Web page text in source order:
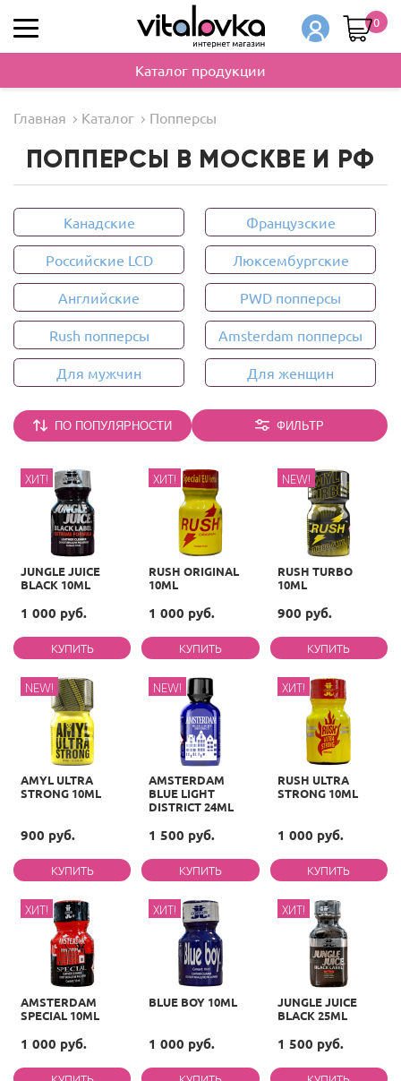
0
Каталог продукции
Главная Каталог Попперсы
ПОППЕРСЫ В МОСКВЕ И РФ
Канадские Французские
Российские LCD Люксембургские
Английские PWD попперсы
Rush попперсы Amsterdam попперсы
Для мужчин Для женщин
ПО ПОПУЛЯРНОСТИ ФИЛЬТР
ХИТ!
JUNGLE JUICE
BLACK 10ML
1 000 руб.
ХИТ!
RUSH ORIGINAL
10ML
1 000 руб.
NEW!
RUSH TURBO
10ML
900 руб.
NEW!
AMYL ULTRA
STRONG 10ML
900 руб.
NEW!
AMSTERDAM
BLUE LIGHT
DISTRICT 24ML
1 500 руб.
ХИТ!
RUSH ULTRA
STRONG 10ML
1 000 руб.
ХИТ!
AMSTERDAM
SPECIAL 10ML
1 000 руб.
ХИТ!
BLUE BOY 10ML
1 000 руб.
ХИТ!
JUNGLE JUICE
BLACK 25ML
1 500 руб.